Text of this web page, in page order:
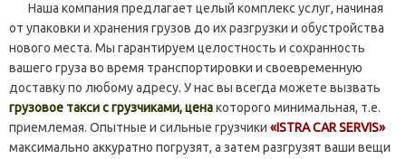
Наша компания предлагает целый комплекс услуг, начиная
от упаковки и хранения грузов до их разгрузки и обустройства
нового места. Мы гарантируем целостность и сохранность
вашего груза во время транспортировки и своевременную
доставку по любому адресу. У нас вы всегда можете вызвать
грузовое такси с грузчиками, ценакоторого минимальная, т.е.
приемлемая. Опытные и сильные грузчики «ISTRA CAR SERVIS»
максимально аккуратно погрузят, а затем разгрузят ваши вещи